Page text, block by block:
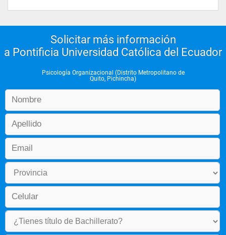
Solicitar más información
a Pontificia Universidad Católica del Ecuador
Psicología Organizacional (Distrito Metropolitano de
Quito, Pichincha)